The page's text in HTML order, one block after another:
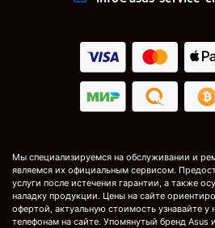
Мы специализируемся на обслуживании и
являемся их официальным сервисом.
услуги после истечения гарантии, а также
наладку продукции. Цены на сайте
офертой, актуальную стоимость узнавайте у
телефонам на сайте. Упомянутый бренд Asus